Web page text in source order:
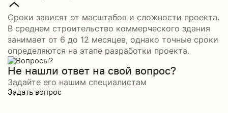
Сроки зависят от масштабов и сложности проекта.
В среднем строительство коммерческого здания
занимает от 6 до 12 месяцев, однако точные сроки
определяются на этапе разработки проекта.
Не нашли ответ на свой вопрос?
Задайте его нашим специалистам
Задать вопрос